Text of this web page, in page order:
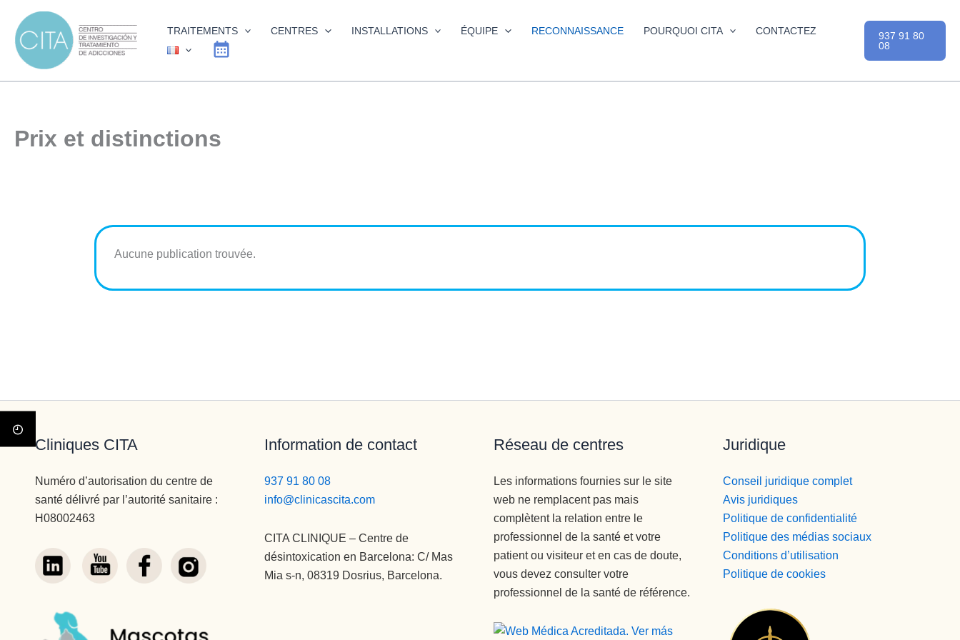
contenu
TRAITEMENTS CENTRES INSTALLATIONS ÉQUIPE RECONNAISSANCE POURQUOI CITA CONTACTEZ
937 91 80
08
Prix et distinctions
Aucune publication trouvée.
Cliniques CITA
Numéro d’autorisation du centre de
santé délivré par l’autorité sanitaire :
H08002463
Information de contact
937 91 80 08
info@clinicascita.com
CITA CLINIQUE – Centre de
désintoxication en Barcelona: C/ Mas
Mia s-n, 08319 Dosrius, Barcelona.
Réseau de centres
Les informations fournies sur le site
web ne remplacent pas mais
complètent la relation entre le
professionnel de la santé et votre
patient ou visiteur et en cas de doute,
vous devez consulter votre
professionnel de la santé de référence.
Juridique
Conseil juridique complet
Avis juridiques
Politique de confidentialité
Politique des médias sociaux
Conditions d’utilisation
Politique de cookies